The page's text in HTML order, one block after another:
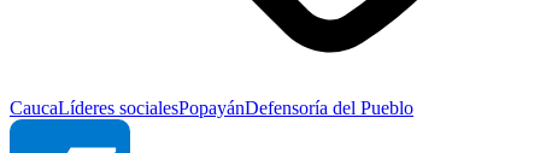
CaucaLíderes socialesPopayánDefensoría del Pueblo